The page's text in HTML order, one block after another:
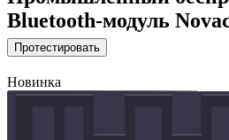
Bluetooth-модуль
Протестировать
Новинка